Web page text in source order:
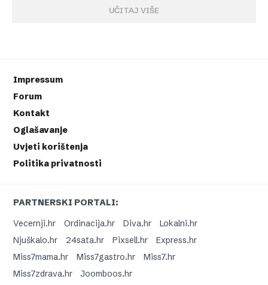
UČITAJ VIŠE
Impressum
Forum
Kontakt
Oglašavanje
Uvjeti korištenja
Politika privatnosti
PARTNERSKI PORTALI:
Vecernji.hr
Ordinacija.hr Diva.hr
Lokalni.hr
Njuškalo.hr
24sata.hr Pixsell.hr
Express.hr
Miss7mama.hr
Miss7gastro.hr
Miss7.hr
Miss7zdrava.hr
Joomboos.hr